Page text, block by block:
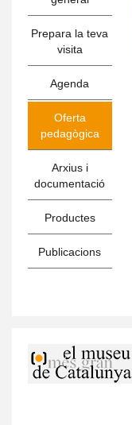
Prepara la teva
visita
Agenda
Oferta
pedagògica
Arxius i
documentació
Productes
Publicacions